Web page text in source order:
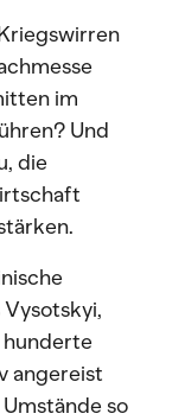
im
Und
die
angereist
so